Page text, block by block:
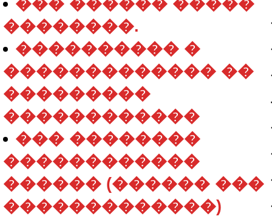
��� ������ �����
��������.
���������� �
������������� ��
���������
������������
��� ��������
������������
������ (������ ���
�������������)